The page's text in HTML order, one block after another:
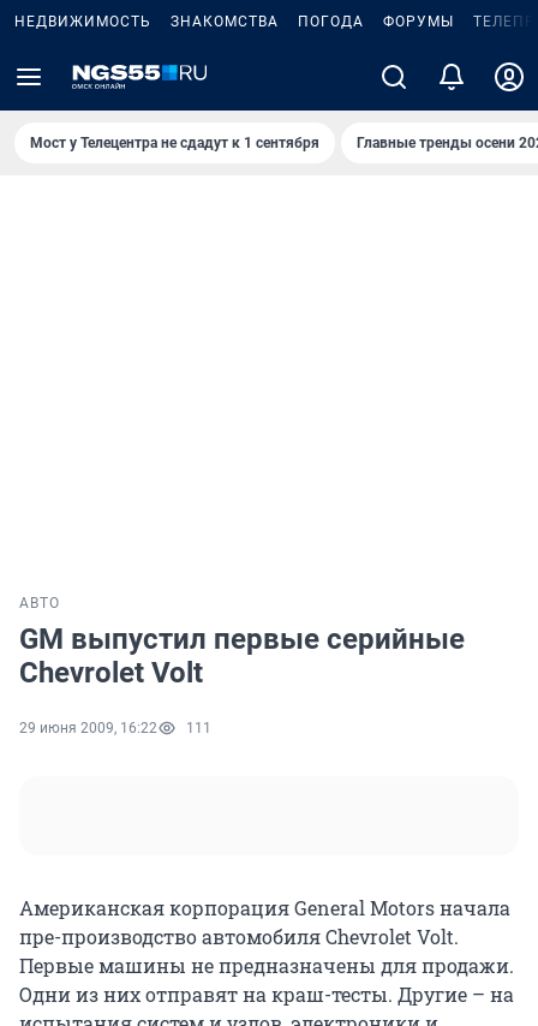
НЕДВИЖИМОСТЬ ЗНАКОМСТВА ПОГОДА ФОРУМЫ
Мост у Телецентра не сдадут к 1 сентября Главные тренды осени
АВТО
GM выпустил первые серийные
Chevrolet Volt
29 июня 2009, 16:22 111
Американская корпорация General Motors начала
пре-производство автомобиля Chevrolet Volt.
Первые машины не предназначены для продажи.
Одни из них отправят на краш-тесты. Другие – на